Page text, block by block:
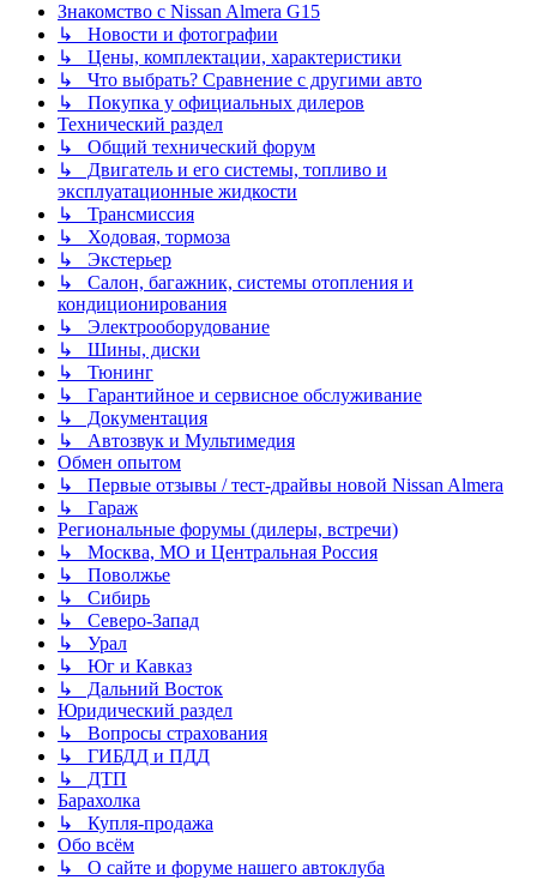
Знакомство с Nissan Almera G15
↳ Новости и фотографии
↳ Цены, комплектации, характеристики
↳ Что выбрать? Сравнение с другими авто
↳ Покупка у официальных дилеров
Технический раздел
↳ Общий технический форум
↳ Двигатель и его системы, топливо и
эксплуатационные жидкости
↳ Трансмиссия
↳ Ходовая, тормоза
↳ Экстерьер
↳ Салон, багажник, системы отопления и
кондиционирования
↳ Электрооборудование
↳ Шины, диски
↳ Тюнинг
↳ Гарантийное и сервисное обслуживание
↳ Документация
↳ Автозвук и Мультимедия
Обмен опытом
↳ Первые отзывы / тест-драйвы новой Nissan Almera
↳ Гараж
Региональные форумы (дилеры, встречи)
↳ Москва, МО и Центральная Россия
↳ Поволжье
↳ Сибирь
↳ Северо-Запад
↳ Урал
↳ Юг и Кавказ
↳ Дальний Восток
Юридический раздел
↳ Вопросы страхования
↳ ГИБДД и ПДД
↳ ДТП
Барахолка
↳ Купля-продажа
Обо всём
↳ О сайте и форуме нашего автоклуба